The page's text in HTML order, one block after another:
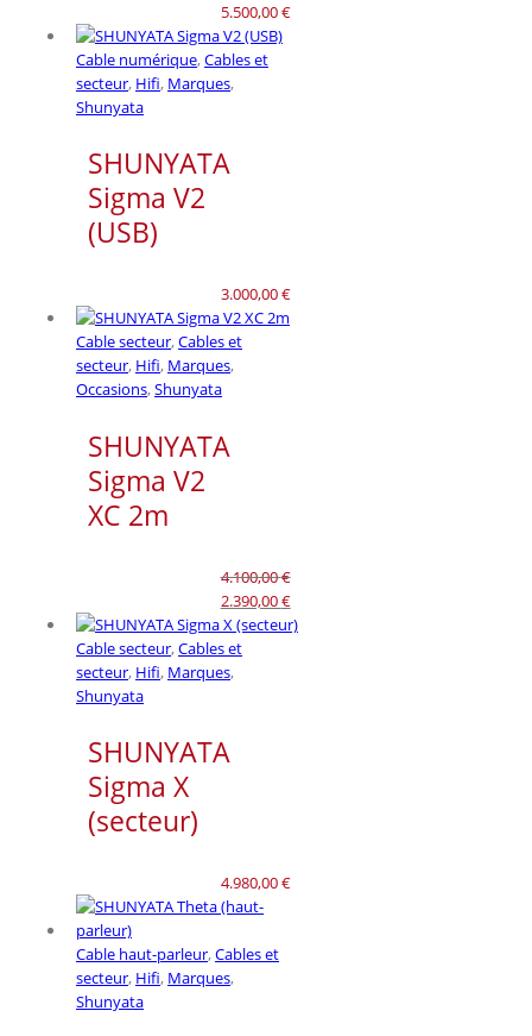
5.500,00€
Cable numérique,Cables et
secteur, Hifi, Marques,
Shunyata
SHUNYATA
Sigma V2
(USB)
3.000,00€
Cable secteur,Cables et
secteur, Hifi, Marques,
Occasions,Shunyata
SHUNYATA
Sigma V2
XC 2m
4.100,00€
Le
prix
initial
était :
2.390,00€
Le
Cable secteur,Cables et
secteur, Hifi, Marques,
Shunyata
SHUNYATA
Sigma X
(secteur)
4.980,00€
Cable haut-parleur,Cables et
secteur, Hifi, Marques,
Shunyata